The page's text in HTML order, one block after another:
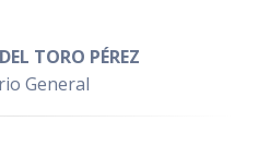
TORO PÉREZ
General